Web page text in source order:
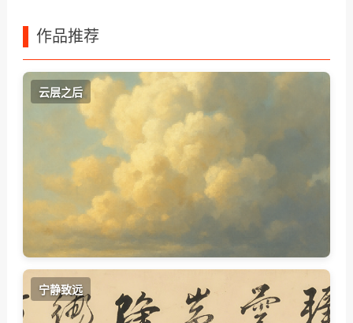
作品推荐
云层之后
宁静致远